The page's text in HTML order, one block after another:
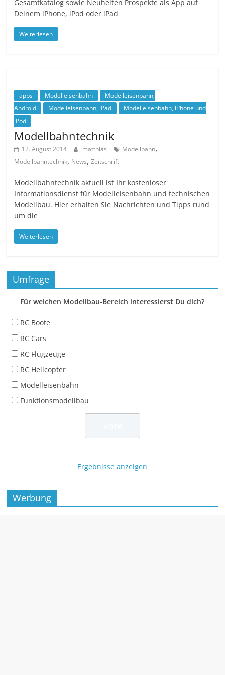
Gesamtkatalog sowie Neuheiten Prospekte als App auf
Deinem iPhone, iPod oder iPad
Weiterlesen
apps Modelleisenbahn
Modelleisenbahn,
Android
Modelleisenbahn, iPad
Modelleisenbahn, iPhone und
iPod
Modellbahntechnik
12. August 2014 matthias Modellbahn,
Modellbahntechnik, News,Zeitschrift
Modellbahntechnik aktuell ist Ihr kostenloser
Informationsdienst für Modelleisenbahn und technischen
Modellbau. Hier erhalten Sie Nachrichten und Tipps rund
um die
Weiterlesen
Umfrage
Für welchen Modellbau-Bereich interessierst Du dich?
RC Boote
RC Cars
RC Flugzeuge
RC Helicopter
Modelleisenbahn
Funktionsmodellbau
Ergebnisse anzeigen
Werbung